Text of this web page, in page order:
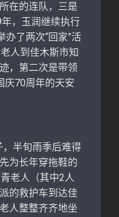
在的连队，三是
，玉润继续执行
办了两次“回家”活
人到佳木斯市知
，第二次是带领
庆70周年的天安
半旬雨季后难得
为长年穿拖鞋的
老人（其中2人
的救护车到达佳
人整整齐齐地坐